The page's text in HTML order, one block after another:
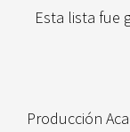
Esta lista fue
Producción